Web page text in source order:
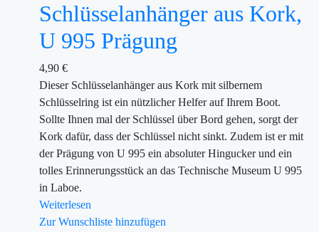
Schlüsselanhänger aus Kork,
U 995 Prägung
4,90 €
Dieser Schlüsselanhänger aus Kork mit silbernem
Schlüsselring ist ein nützlicher Helfer auf Ihrem Boot.
Sollte Ihnen mal der Schlüssel über Bord gehen, sorgt der
Kork dafür, dass der Schlüssel nicht sinkt. Zudem ist er mit
der Prägung von U 995 ein absoluter Hingucker und ein
tolles Erinnerungsstück an das Technische Museum U 995
in Laboe.
Weiterlesen
Zur Wunschliste hinzufügen